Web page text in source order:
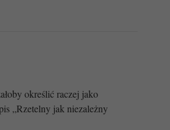
określić raczej jako
„Rzetelny jak niezależny